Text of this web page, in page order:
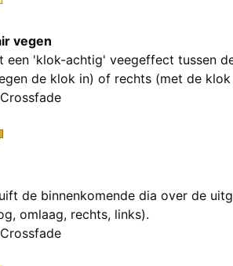
vegen
een 'klok-achtig' veegeffect tussen
de klok in) of rechts (met de klok
de binnenkomende dia over de
omlaag, rechts, links).